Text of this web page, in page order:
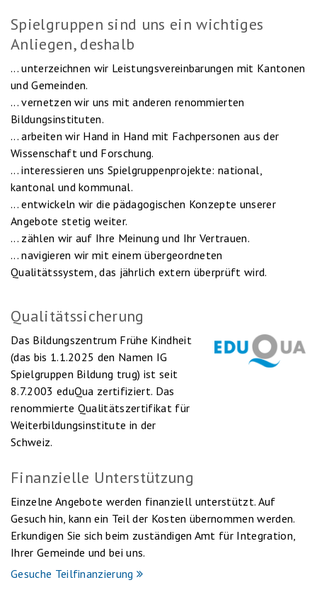
Spielgruppen sind uns ein wichtiges
Anliegen, deshalb
... unterzeichnen wir Leistungsvereinbarungen mit Kantonen
und Gemeinden.
... vernetzen wir uns mit anderen renommierten
Bildungsinstituten.
... arbeiten wir Hand in Hand mit Fachpersonen aus der
Wissenschaft und Forschung.
... interessieren uns Spielgruppenprojekte: national,
kantonal und kommunal.
... entwickeln wir die pädagogischen Konzepte unserer
Angebote stetig weiter.
... zählen wir auf Ihre Meinung und Ihr Vertrauen.
... navigieren wir mit einem übergeordneten
Qualitätssystem, das jährlich extern überprüft wird.
Qualitätssicherung
Das Bildungszentrum Frühe Kindheit
(das bis 1.1.2025 den Namen IG
Spielgruppen Bildung trug) ist seit
8.7.2003 eduQua zertifiziert. Das
renommierte Qualitätszertifikat für
Weiterbildungsinstitute in der
Schweiz.
Finanzielle Unterstützung
Einzelne Angebote werden finanziell unterstützt. Auf
Gesuch hin, kann ein Teil der Kosten übernommen werden.
Erkundigen Sie sich beim zuständigen Amt für Integration,
Ihrer Gemeinde und bei uns.
Gesuche Teilfinanzierung